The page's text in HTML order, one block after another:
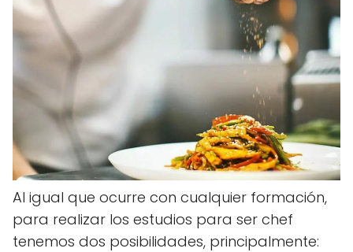
Al igual que ocurre con cualquier formación,
para realizar los estudios para ser chef
tenemos dos posibilidades, principalmente: